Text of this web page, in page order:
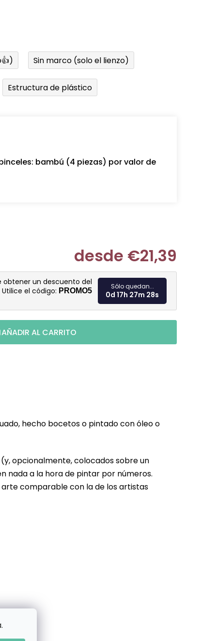
Sin marco (solo el lienzo)
Estructura de plástico
bambú (4 piezas) por valor de
desde €21,39
Medir
obtener un descuento del
Utilice el código: PROMO5
Sólo quedan...
0d 17h 27m 27s
AÑADIR AL CARRITO
hecho bocetos o pintado con óleo o
opcionalmente, colocados sobre un
nada a la hora de pintar por números.
comparable con la de los artistas